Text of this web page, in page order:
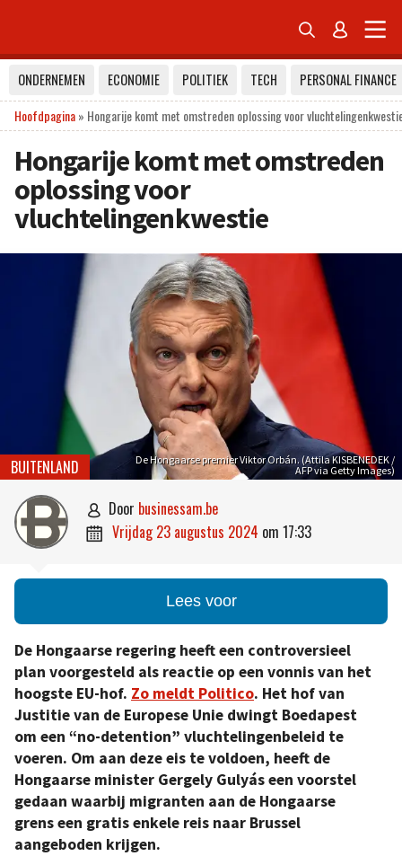
 
ONDERNEMEN ECONOMIE POLITIEK TECH
PERSONAL FINANCE
Hoofdpagina» Hongarije komt met omstreden oplossing voor
Hongarije komt met omstreden
oplossing voor
vluchtelingenkwestie
De Hongaarse premier Viktor Orbán. (Attila KISBENEDEK /
AFP via Getty Images)
BUITENLAND
 door businessam.be
 vrijdag 23 augustus 2024 om 17:33
Lees voor
De Hongaarse regering heeft een controversieel
plan voorgesteld als reactie op een vonnis van het
hoogste EU-hof. Zo meldt Politico. Het hof van
Justitie van de Europese Unie dwingt Boedapest
om een “no-detention” vluchtelingenbeleid te
voeren. Om aan deze eis te voldoen, heeft de
Hongaarse minister Gergely Gulyás een voorstel
gedaan waarbij migranten aan de Hongaarse
grens een gratis enkele reis naar Brussel
aangeboden krijgen.